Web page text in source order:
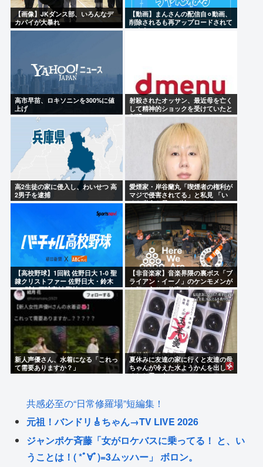
【画像】JKダンス部、いろんなデ
カパイが大暴れ
【動画】まんさんの配信自⚪︎動画、
削除されるも再アップロードされて
しまうwww
高市早苗、ロキソニンを300%に値
上げ
射殺されたオッサン、最近母を亡く
して精神的ショックを受けていたと
判明
高2生徒の家に侵入し、わいせつ 高
2男子を逮捕
愛煙家・岸谷蘭丸「喫煙者の権利が
マジで侵害されてる」と私見 「い
くら税金を我々が払ってるんだと」
【高校野球】1回戦 佐野日大 1-0 聖
隷クリストファー 佐野日大・鈴木
102球無四球完封 聖隷クリストファ
ーはエラーに泣く
【非音楽家】音楽界隈の裏ボス「ブ
ライアン・イーノ」のケンモメンが
お気に入りの仕事は何？
新人声優さん、水着になる「これっ
て需要ありますか？」
夏休みに友達の家に行くと友達の母
ちゃんが冷えた水ようかんを出して
くれた思い出
共感必至の“日常修羅場”短編集！
元祖！バンドリ🎸ちゃん→TV LIVE 2026
ジャンポケ斉藤「女がロケバスに乗ってる！ と、い
うことは！( *ﾟ∀ﾟ)=3ムッハー」 ボロン。